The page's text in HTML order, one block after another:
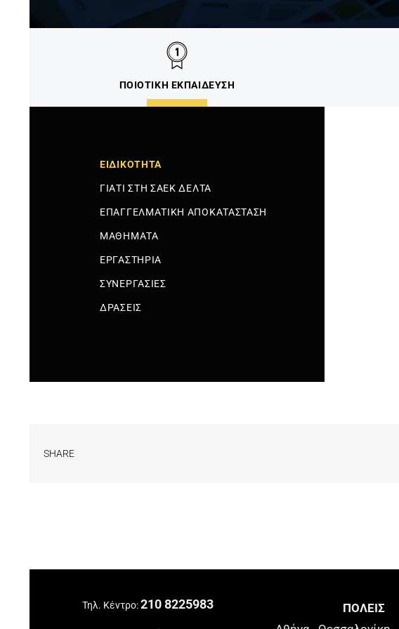
ΠΟΙΟΤΙΚΗ ΕΚΠΑΙΔΕΥΣΗ
ΕΙΔΙΚΟΤΗΤΑ
ΓΙΑΤΙ ΣΤΗ ΣΑΕΚ ΔΕΛΤΑ
ΕΠΑΓΓΕΛΜΑΤΙΚΗ ΑΠΟΚΑΤΑΣΤΑΣΗ
ΜΑΘΗΜΑΤΑ
ΕΡΓΑΣΤΗΡΙΑ
ΣΥΝΕΡΓΑΣΙΕΣ
ΔΡΑΣΕΙΣ
SHARE
Τηλ. Κέντρο:210 8225983
ΠΟΛΕΙΣ